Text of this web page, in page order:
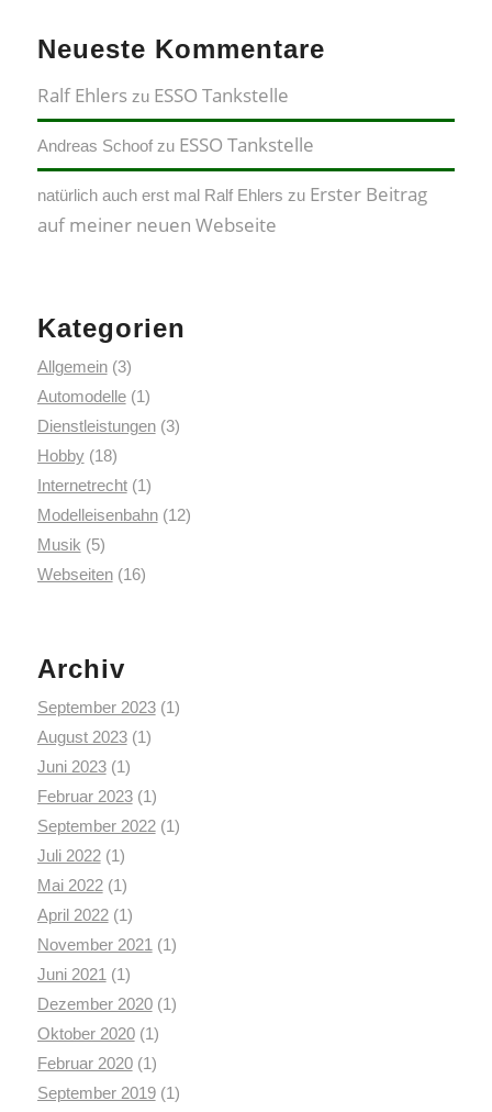
Neueste Kommentare
Ralf Ehlerszu ESSO Tankstelle
Andreas Schoofzu ESSO Tankstelle
natürlich auch erst mal Ralf Ehlers zu Erster Beitrag
auf meiner neuen Webseite
Kategorien
Allgemein(3)
Automodelle(1)
Dienstleistungen(3)
Hobby(18)
Internetrecht(1)
Modelleisenbahn(12)
Musik (5)
Webseiten(16)
Archiv
September 2023(1)
August 2023(1)
Juni 2023(1)
Februar 2023(1)
September 2022(1)
Juli 2022(1)
Mai 2022(1)
April 2022(1)
November 2021 (1)
Juni 2021 (1)
Dezember 2020(1)
Oktober 2020(1)
Februar 2020(1)
September 2019(1)